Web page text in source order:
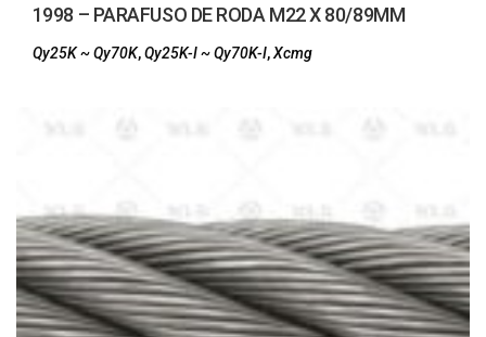
1998 – PARAFUSO DE RODA M22 X 80/89MM
Qy25K ~ Qy70K,Qy25K-I ~ Qy70K-I,Xcmg